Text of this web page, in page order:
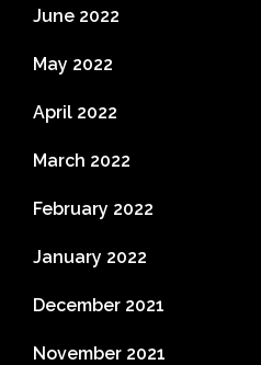
June 2022
May 2022
April 2022
March 2022
February 2022
January 2022
December 2021
November 2021